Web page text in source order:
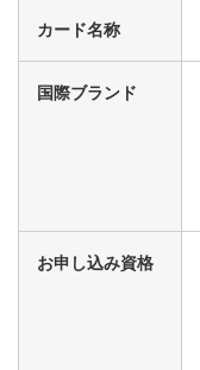
カード名称
国際ブランド
お申し込み資格